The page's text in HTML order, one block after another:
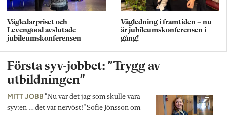
Vägledarpriset och
Levengood avslutade
jubileumskonferensen
Vägledning i framtiden – nu
är jubileumskonferensen i
gång!
Första syv-jobbet: ”Trygg av
utbildningen”
MITT JOBB ”Nu var det jag som skulle vara
syv:en … det var nervöst!” Sofie Jönsson om